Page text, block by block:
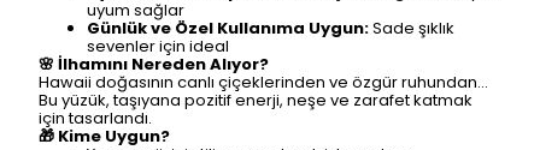
uyum sağlar
Günlük ve Özel Kullanıma Uygun:Sade şıklık
sevenler için ideal
🌸 İlhamını Nereden Alıyor?
Hawaii doğasının canlı çiçeklerinden ve özgür ruhundan…
Bu yüzük, taşıyana pozitif enerji, neşe ve zarafet katmak
için tasarlandı.
🎁 Kime Uygun?